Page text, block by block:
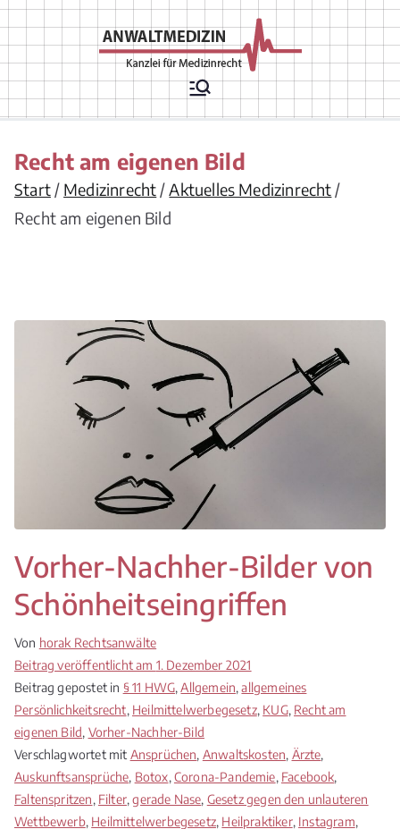
Zum
Inhalt
springen
Rechtsanwälte
für
Medizinrecht
Arztrecht, Arzthaftungsrecht,
Arztvertragsrecht,
Krankenhausrecht,
Medizinprodukterecht,
Apothekenrecht,
Pflegeversicherungsrecht,
Recht am eigenen Bild
Start Medizinrecht
Aktuelles Medizinrecht
Recht am eigenen Bild
Vorher-Nachher-Bilder von
Schönheitseingriffen
Von horak Rechtsanwälte
Beitrag veröffentlicht am 1. Dezember 2021
Beitrag gepostet in § 11 HWG,Allgemein,allgemeines
Persönlichkeitsrecht, Heilmittelwerbegesetz, KUG, Recht am
eigenen Bild, Vorher-Nachher-Bild
Verschlagwortet mit Ansprüchen, Anwaltskosten, Ärzte,
Auskunftsansprüche, Botox, Corona-Pandemie, Facebook,
Faltenspritzen, Filter,gerade Nase, Gesetz gegen den unlauteren
Wettbewerb, Heilmittelwerbegesetz, Heilpraktiker, Instagram,